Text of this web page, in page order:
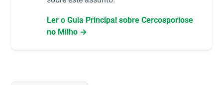
Ler o Guia Principal sobre Cercosporiose
no Milho →